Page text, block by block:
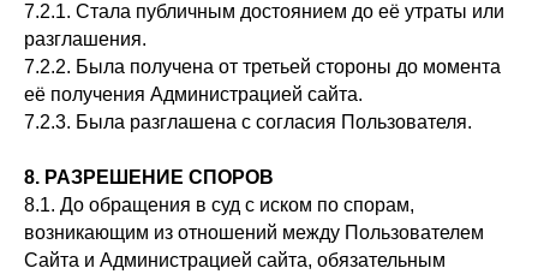
7.2.1. Стала публичным достоянием до её утраты или
разглашения.
7.2.2. Была получена от третьей стороны до момента
её получения Администрацией сайта.
7.2.3. Была разглашена с согласия Пользователя.
8. РАЗРЕШЕНИЕ СПОРОВ
8.1. До обращения в суд с иском по спорам,
возникающим из отношений между Пользователем
Сайта и Администрацией сайта, обязательным